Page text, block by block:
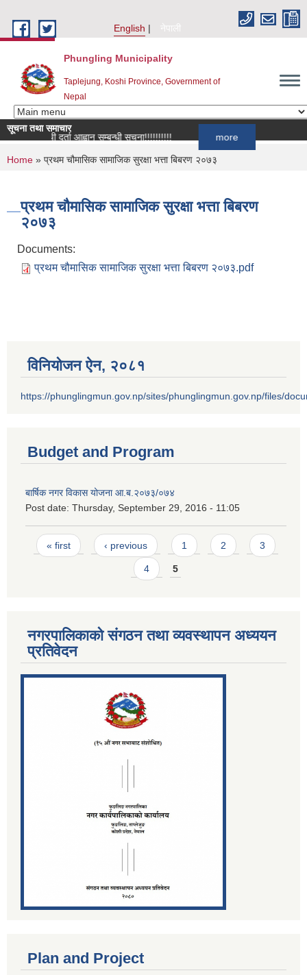
English
नेपाली
Phungling Municipality
Taplejung, Koshi Province, Government of
Nepal
सूचना तथा समाचार
सूची दर्ता आह्वान सम्बन्धी सूचना!!!!!!!!!!
You are here
Home » प्रथम चौमासिक सामाजिक सुरक्षा भत्ता बिबरण २०७३
प्रथम चौमासिक सामाजिक सुरक्षा भत्ता बिबरण
२०७३
Documents:
प्रथम चौमासिक सामाजिक सुरक्षा भत्ता बिबरण २०७३.pdf
विनियोजन ऐन‚ २०८१
https://phunglingmun.gov.np/sites/phunglingmun.gov.np/files/
Budget and Program
बार्षिक नगर विकास योजना आ.ब.२०७३/०७४
Post date: Thursday, September 29, 2016 - 11:05
Pages
« first ‹ previous 1 2 3
4 5
नगरपालिकाको संगठन तथा व्यवस्थापन अध्ययन
प्रतिवेदन
Plan and Project